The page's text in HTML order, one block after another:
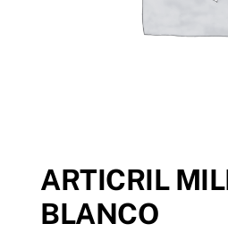
ARTICRIL
BLANCO